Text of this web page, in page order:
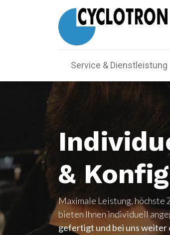
Service & Dienstleistung
&
Maximale Leistung,
bieten Ihnen individuell
gefertigt und bei uns